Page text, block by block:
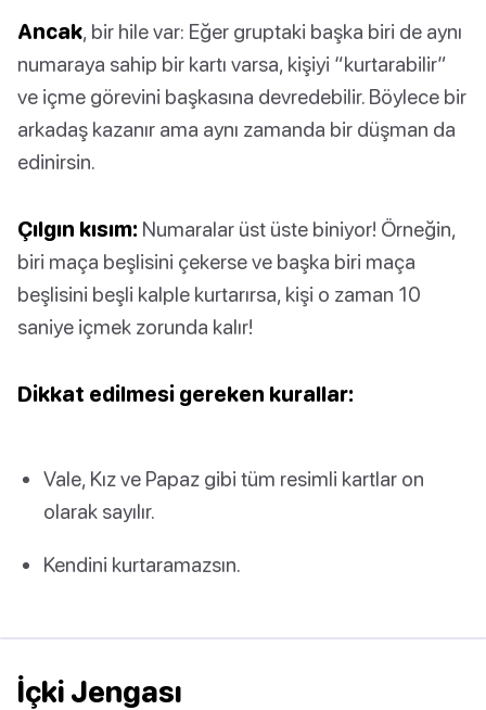
Ancak, bir hile var: Eğer gruptaki başka biri de aynı
numaraya sahip bir kartı varsa, kişiyi “kurtarabilir”
ve içme görevini başkasına devredebilir. Böylece bir
arkadaş kazanır ama aynı zamanda bir düşman da
edinirsin.
Çılgın kısım: Numaralar üst üste biniyor! Örneğin,
biri maça beşlisini çekerse ve başka biri maça
beşlisini beşli kalple kurtarırsa, kişi o zaman 10
saniye içmek zorunda kalır!
Dikkat edilmesi gereken kurallar:
Vale, Kız ve Papaz gibi tüm resimli kartlar on
olarak sayılır.
Kendini kurtaramazsın.
İçki Jengası